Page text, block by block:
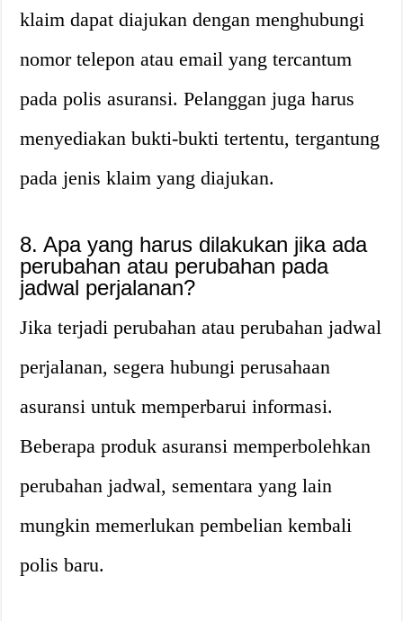
klaim dapat diajukan dengan menghubungi
nomor telepon atau email yang tercantum
pada polis asuransi. Pelanggan juga harus
menyediakan bukti-bukti tertentu, tergantung
pada jenis klaim yang diajukan.
8. Apa yang harus dilakukan jika ada
perubahan atau perubahan pada
jadwal perjalanan?
Jika terjadi perubahan atau perubahan jadwal
perjalanan, segera hubungi perusahaan
asuransi untuk memperbarui informasi.
Beberapa produk asuransi memperbolehkan
perubahan jadwal, sementara yang lain
mungkin memerlukan pembelian kembali
polis baru.